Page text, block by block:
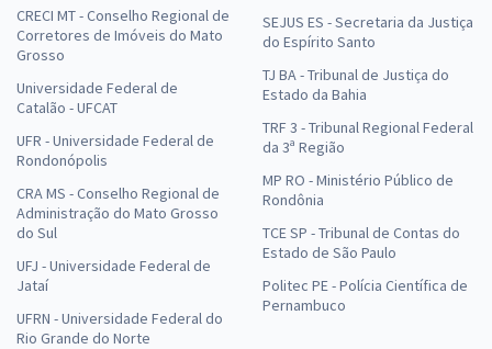
CRECI MT - Conselho Regional de
Corretores de Imóveis do Mato
Grosso
Universidade Federal de
Catalão - UFCAT
UFR - Universidade Federal de
Rondonópolis
CRA MS - Conselho Regional de
Administração do Mato Grosso
do Sul
UFJ - Universidade Federal de
Jataí
UFRN - Universidade Federal do
Rio Grande do Norte
SEJUS ES - Secretaria da Justiça
do Espírito Santo
TJ BA - Tribunal de Justiça do
Estado da Bahia
TRF 3 - Tribunal Regional Federal
da 3ª Região
MP RO - Ministério Público de
Rondônia
TCE SP - Tribunal de Contas do
Estado de São Paulo
Politec PE - Polícia Científica de
Pernambuco